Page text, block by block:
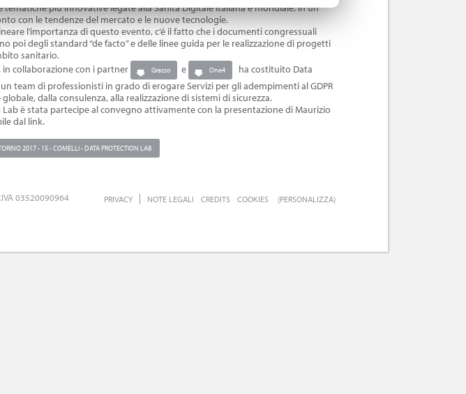
tematiche più innovative legate alla Sanità Digitale italiana e mondiale, in un
con le tendenze del mercato e le nuove tecnologie.
l’importanza di questo evento, c’é il fatto che i documenti congressuali
poi degli standard “de facto” e delle linee guida per le realizzazione di progetti
sanitario.
in collaborazione con i partner
Grecso e One4
ha costituito Data
team di professionisti in grado di erogare Servizi per gli adempimenti al GDPR
dalla consulenza, alla realizzazione di sistemi di sicurezza.
è stata partecipe al convegno attivamente con la presentazione di Maurizio
dal link.
2017 - 15 - COMELLI - DATA PROTECTION LAB
PRIVACY NOTE LEGALI CREDITS COOKIES (PERSONALIZZA)
03520090964